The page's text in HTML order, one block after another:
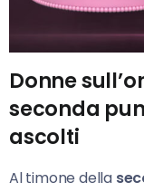
Donne
seconda
ascolti
Al timone della